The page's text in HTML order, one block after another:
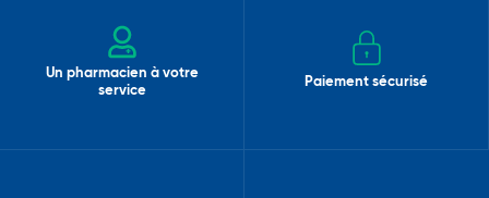
Un pharmacien à votre
service
Paiement sécurisé